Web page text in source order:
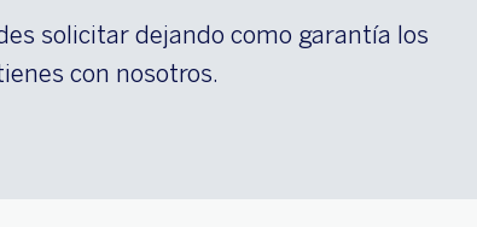
solicitar dejando como garantía los
con nosotros.